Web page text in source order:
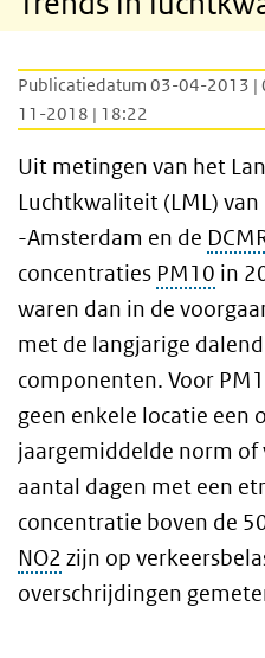
Publicatiedatum 03-04-2013 |
11-2018 | 18:22
Uit metingen van het
Luchtkwaliteit (LML) van
-Amsterdam en de
concentraties PM10 in
waren dan in de
met de langjarige
componenten. Voor
geen enkele locatie een
jaargemiddelde norm
aantal dagen met een
concentratie boven de
NO2 zijn op
overschrijdingen